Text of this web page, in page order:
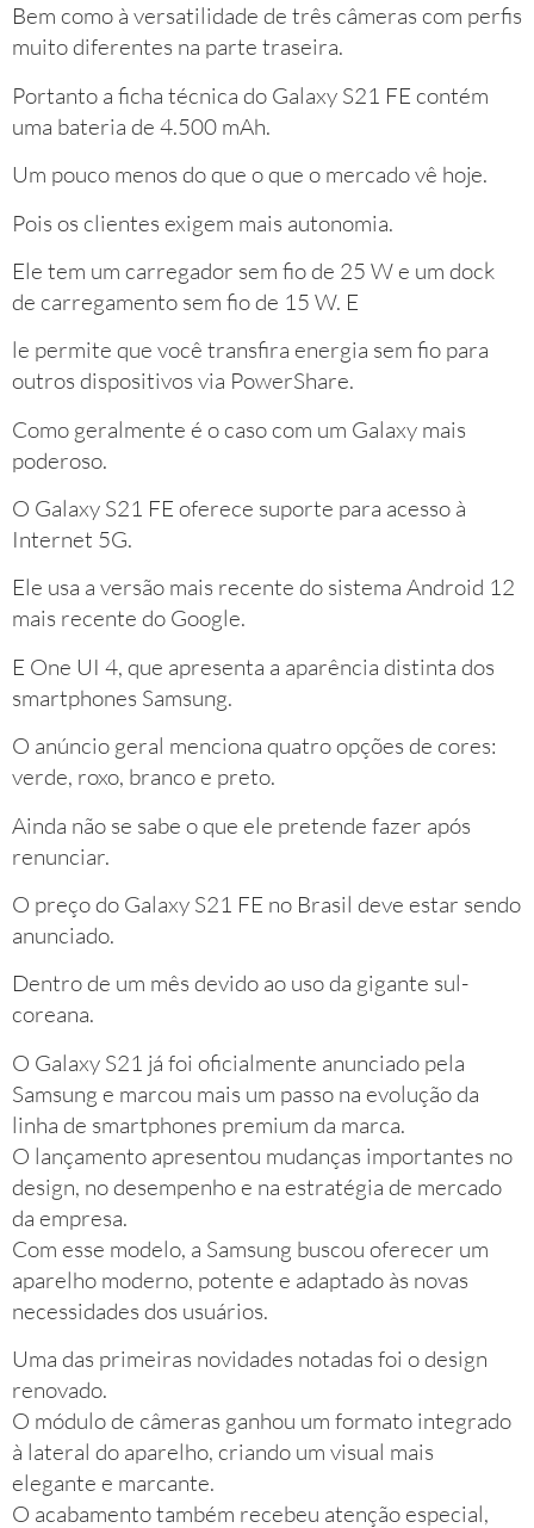
Bem como à versatilidade de três câmeras com perfis
muito diferentes na parte traseira.
Portanto a ficha técnica do Galaxy S21 FE contém
uma bateria de 4.500 mAh.
Um pouco menos do que o que o mercado vê hoje.
Pois os clientes exigem mais autonomia.
Ele tem um carregador sem fio de 25 W e um dock
de carregamento sem fio de 15 W. E
le permite que você transfira energia sem fio para
outros dispositivos via PowerShare.
Como geralmente é o caso com um Galaxy mais
poderoso.
O Galaxy S21 FE oferece suporte para acesso à
Internet 5G.
Ele usa a versão mais recente do sistema Android 12
mais recente do Google.
E One UI 4, que apresenta a aparência distinta dos
smartphones Samsung.
O anúncio geral menciona quatro opções de cores:
verde, roxo, branco e preto.
Ainda não se sabe o que ele pretende fazer após
renunciar.
O preço do Galaxy S21 FE no Brasil deve estar sendo
anunciado.
Dentro de um mês devido ao uso da gigante sul-
coreana.
O Galaxy S21 já foi oficialmente anunciado pela
Samsung e marcou mais um passo na evolução da
linha de smartphones premium da marca.
O lançamento apresentou mudanças importantes no
design, no desempenho e na estratégia de mercado
da empresa.
Com esse modelo, a Samsung buscou oferecer um
aparelho moderno, potente e adaptado às novas
necessidades dos usuários.
Uma das primeiras novidades notadas foi o design
renovado.
O módulo de câmeras ganhou um formato integrado
à lateral do aparelho, criando um visual mais
elegante e marcante.
O acabamento também recebeu atenção especial,